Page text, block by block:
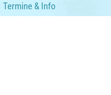
Termine & Info